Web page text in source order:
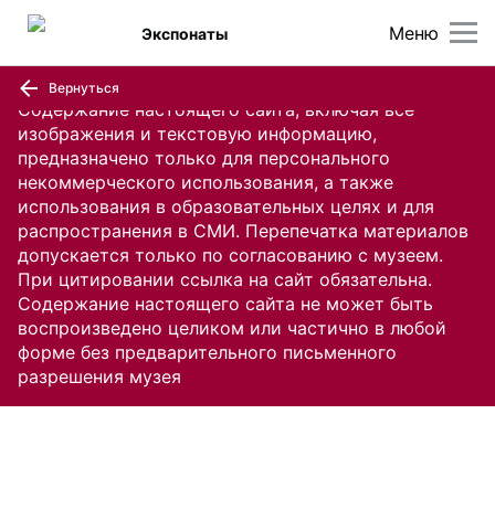
Содержание настоящего сайта, включая все
изображения и текстовую информацию,
предназначено только для персонального
некоммерческого использования, а также
использования в образовательных целях и для
распространения в СМИ. Перепечатка материалов
допускается только по согласованию с музеем.
При цитировании ссылка на сайт обязательна.
Содержание настоящего сайта не может быть
воспроизведено целиком или частично в любой
форме без предварительного письменного
разрешения музея
Меню
Экспонаты
Вернуться